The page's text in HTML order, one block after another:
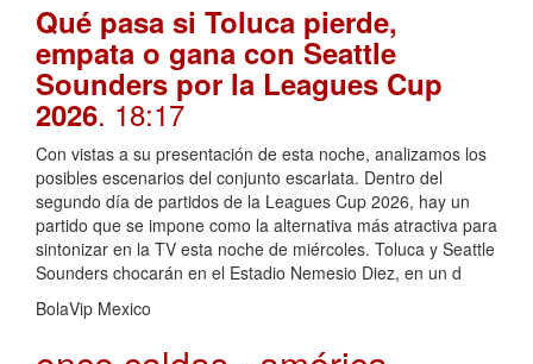
Qué pasa si Toluca pierde,
empata o gana con Seattle
Sounders por la Leagues Cup
2026. 18:17
Con vistas a su presentación de esta noche, analizamos los
posibles escenarios del conjunto escarlata. Dentro del
segundo día de partidos de la Leagues Cup 2026, hay un
partido que se impone como la alternativa más atractiva para
sintonizar en la TV esta noche de miércoles. Toluca y Seattle
Sounders chocarán en el Estadio Nemesio Diez, en un d
BolaVip Mexico